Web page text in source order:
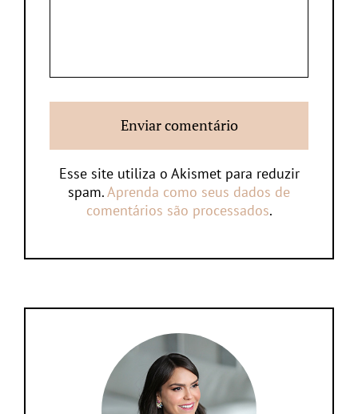
Esse site utiliza o Akismet para reduzir
spam.Aprenda como seus dados de
comentários são processados.